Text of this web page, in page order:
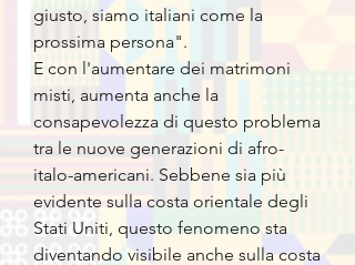
giusto, siamo italiani come la
prossima persona".
E con l'aumentare dei matrimoni
misti, aumenta anche la
consapevolezza di questo problema
tra le nuove generazioni di afro-
italo-americani. Sebbene sia più
evidente sulla costa orientale degli
Stati Uniti, questo fenomeno sta
diventando visibile anche sulla costa